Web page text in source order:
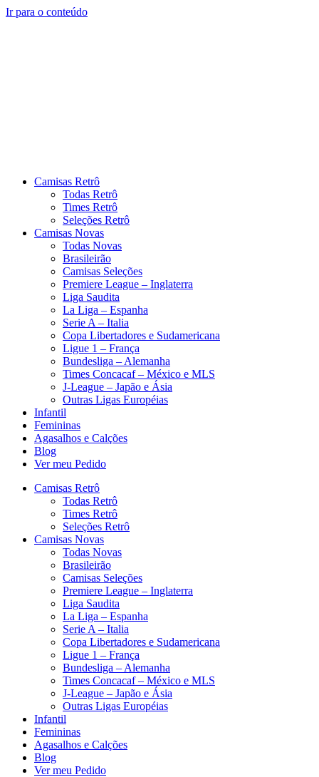
Ir para o conteúdo
Camisas Retrô
Todas Retrô
Times Retrô
Seleções Retrô
Camisas Novas
Todas Novas
Brasileirão
Camisas Seleções
Premiere League – Inglaterra
Liga Saudita
La Liga – Espanha
Serie A – Italia
Copa Libertadores e Sudamericana
Ligue 1 – França
Bundesliga – Alemanha
Times Concacaf – México e MLS
J-League – Japão e Ásia
Outras Ligas Européias
Infantil
Femininas
Agasalhos e Calções
Blog
Ver meu Pedido
Camisas Retrô
Todas Retrô
Times Retrô
Seleções Retrô
Camisas Novas
Todas Novas
Brasileirão
Camisas Seleções
Premiere League – Inglaterra
Liga Saudita
La Liga – Espanha
Serie A – Italia
Copa Libertadores e Sudamericana
Ligue 1 – França
Bundesliga – Alemanha
Times Concacaf – México e MLS
J-League – Japão e Ásia
Outras Ligas Européias
Infantil
Femininas
Agasalhos e Calções
Blog
Ver meu Pedido